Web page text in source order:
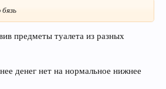
предметы туалета из разных
денег нет на нормальное нижнее